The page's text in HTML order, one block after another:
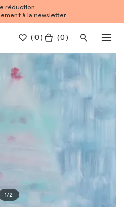
réduction
à la newsletter
(0 ) ( 0 )
1/2